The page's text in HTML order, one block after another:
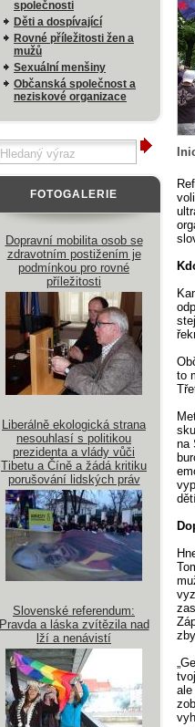
to
na
společnosti
Děti a dospívající
Rovné příležitosti žen a
mužů
Sexuální menšiny
Občanská společnost a
neziskové organizace
FOTOGALERIE
Dopravní mobilita osob se
zdravotním postižením je
podmínkou pro rovné
příležitosti
Liberálně ekologická strana
nesouhlasí s politikou
prezidenta a vlády vůči
Tibetu a Číně a žádá kritiku
porušování lidských práv
Slovenské referendum:
Pravda a láska zvítězila nad
lží a nenávistí